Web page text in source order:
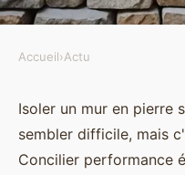
Comment
pierre sans
Accueil›Actu
Isoler un mur en pierre
sembler difficile, mais
Concilier performance